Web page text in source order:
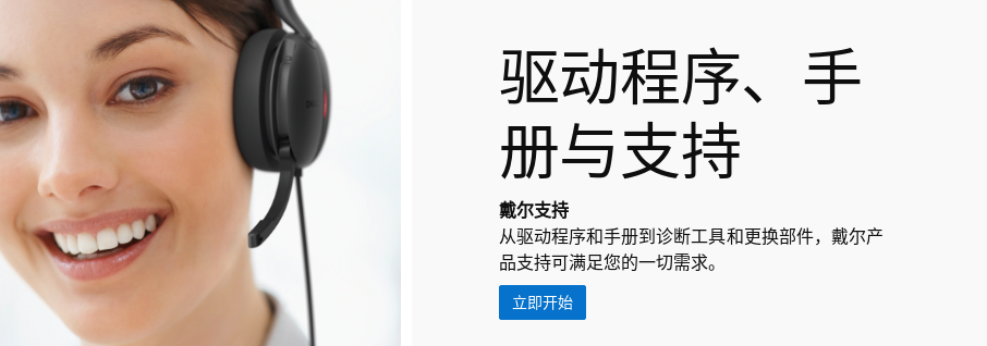
驱动程序、手
册与支持
戴尔支持
从驱动程序和手册到诊断工具和更换部件，戴尔产
品支持可满足您的一切需求。
立即开始